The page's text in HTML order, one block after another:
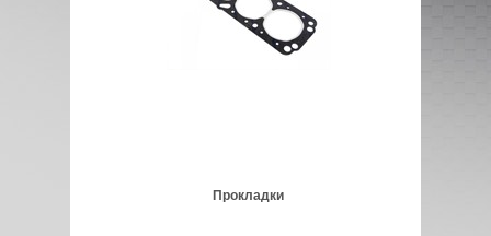
Прокладки